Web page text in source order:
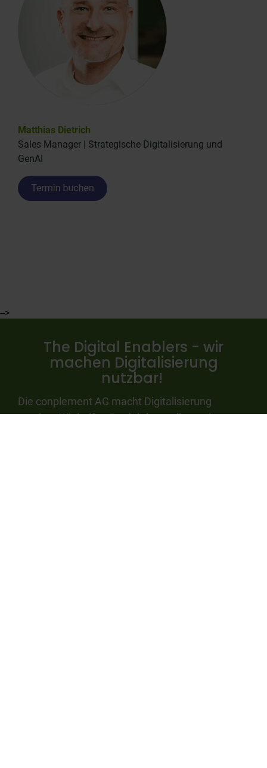
Matthias Dietrich
Sales Manager | Strategische Digitalisierung und
GenAI
-->
The Digital Enablers - wir
machen Digitalisierung
nutzbar!
Die conplement AG macht Digitalisierung
nutzbar. Wir helfen Produktherstellern mit